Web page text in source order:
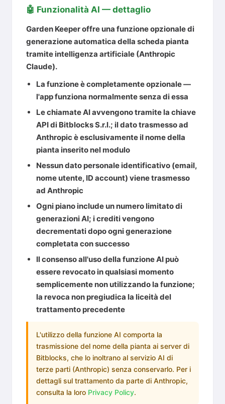
🤖 Funzionalità AI — dettaglio
Garden Keeper offre una funzione opzionale di
generazione automatica della scheda pianta
tramite intelligenza artificiale (Anthropic
Claude).
La funzione ècompletamente opzionale—
l'app funziona normalmente senza di essa
Le chiamate AI avvengono tramite la chiave
API di Bitblocks S.r.l.; il dato trasmesso ad
Anthropic è esclusivamente il nome della
pianta inserito nel modulo
Nessun dato personale identificativo (email,
nome utente, ID account) viene trasmesso
ad Anthropic
Ogni piano include un numero limitato di
generazioni AI; i crediti vengono
decrementati dopo ogni generazione
completata con successo
Il consenso all'uso della funzione AI può
essere revocato in qualsiasi momento
semplicemente non utilizzando la funzione;
la revoca non pregiudica la liceità del
trattamento precedente
L'utilizzo della funzione AI comporta la
trasmissione del nome della pianta ai server di
Bitblocks, che lo inoltrano al servizio AI di
terze parti (Anthropic) senza conservarlo. Per i
dettagli sul trattamento da parte di Anthropic,
consulta la loro Privacy Policy.